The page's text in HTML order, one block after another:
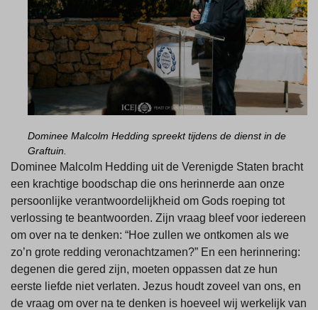
Dominee Malcolm Hedding spreekt tijdens de dienst in de
Graftuin.
Dominee Malcolm Hedding uit de Verenigde Staten bracht
een krachtige boodschap die ons herinnerde aan onze
persoonlijke verantwoordelijkheid om Gods roeping tot
verlossing te beantwoorden. Zijn vraag bleef voor iedereen
om over na te denken: “Hoe zullen we ontkomen als we
zo’n grote redding veronachtzamen?” En een herinnering:
degenen die gered zijn, moeten oppassen dat ze hun
eerste liefde niet verlaten. Jezus houdt zoveel van ons, en
de vraag om over na te denken is hoeveel wij werkelijk van